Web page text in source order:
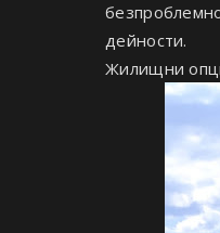
дейности.
Жилищни